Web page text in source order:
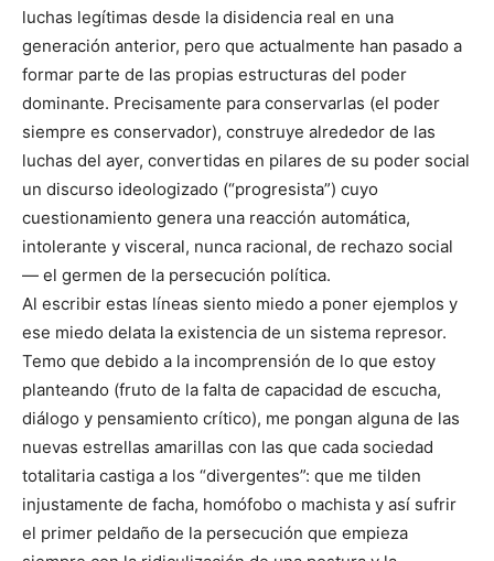
luchas legítimas desde la disidencia real en una
generación anterior, pero que actualmente han pasado a
formar parte de las propias estructuras del poder
dominante. Precisamente para conservarlas (el poder
siempre es conservador), construye alrededor de las
luchas del ayer, convertidas en pilares de su poder social
un discurso ideologizado (“progresista”) cuyo
cuestionamiento genera una reacción automática,
intolerante y visceral, nunca racional, de rechazo social
— el germen de la persecución política.
Al escribir estas líneas siento miedo a poner ejemplos y
ese miedo delata la existencia de un sistema represor.
Temo que debido a la incomprensión de lo que estoy
planteando (fruto de la falta de capacidad de escucha,
diálogo y pensamiento crítico), me pongan alguna de las
nuevas estrellas amarillas con las que cada sociedad
totalitaria castiga a los “divergentes”: que me tilden
injustamente de facha, homófobo o machista y así sufrir
el primer peldaño de la persecución que empieza